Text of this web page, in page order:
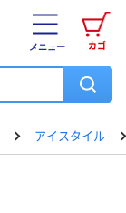
カゴ
メニュー
アイスタイル